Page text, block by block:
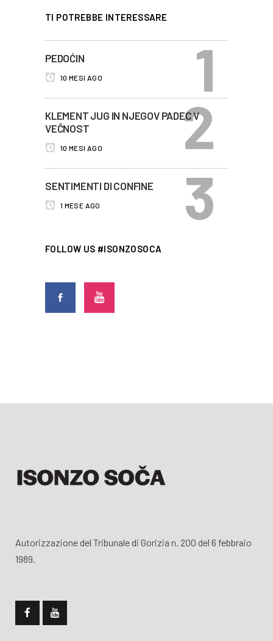
TI POTREBBE INTERESSARE
PEDOĆIN
10 MESI AGO
KLEMENT JUG IN NJEGOV PADEC V
VEČNOST
10 MESI AGO
SENTIMENTI DI CONFINE
1 MESE AGO
FOLLOW US #ISONZOSOCA
Autorizzazione del Tribunale di Gorizia n. 200 del 6 febbraio
1989.